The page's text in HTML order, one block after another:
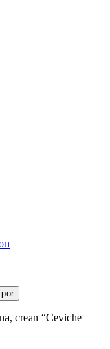
crean “Ceviche